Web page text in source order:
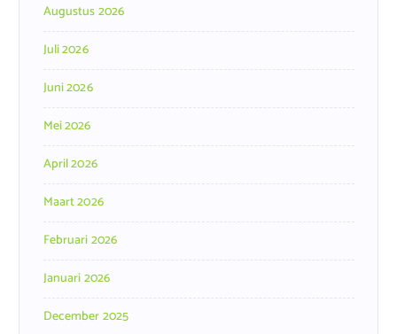
Augustus 2026
Juli 2026
Juni 2026
Mei 2026
April 2026
Maart 2026
Februari 2026
Januari 2026
December 2025